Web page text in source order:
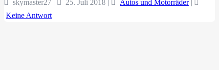
skymaster27 | 25. Juli 2018 | Autos und Motorräder|
Keine Antwort